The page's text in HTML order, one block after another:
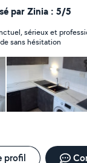
par Zinia : 5/5
sérieux et
sans hésitation
profil